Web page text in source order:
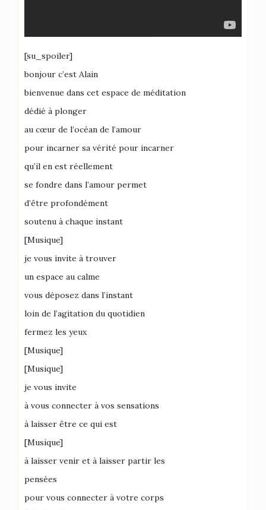
[su_spoiler]
bonjour c’est Alain
bienvenue dans cet espace de méditation
dédié à plonger
au cœur de l’océan de l’amour
pour incarner sa vérité pour incarner
qu’il en est réellement
se fondre dans l’amour permet
d’être profondément
soutenu à chaque instant
[Musique]
je vous invite à trouver
un espace au calme
vous déposez dans l’instant
loin de l’agitation du quotidien
fermez les yeux
[Musique]
[Musique]
je vous invite
à vous connecter à vos sensations
à laisser être ce qui est
[Musique]
à laisser venir et à laisser partir les
pensées
pour vous connecter à votre corps